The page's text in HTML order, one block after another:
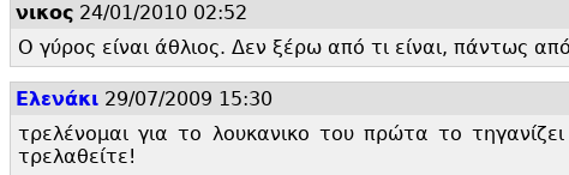
νικος 24/01/2010 02:52
Ο γύρος είναι άθλιος. Δεν ξέρω από τι είναι, πάντως από
Ελενάκι 29/07/2009 15:30
τρελένομαι για το λουκανικο του πρώτα το
τρελαθείτε!